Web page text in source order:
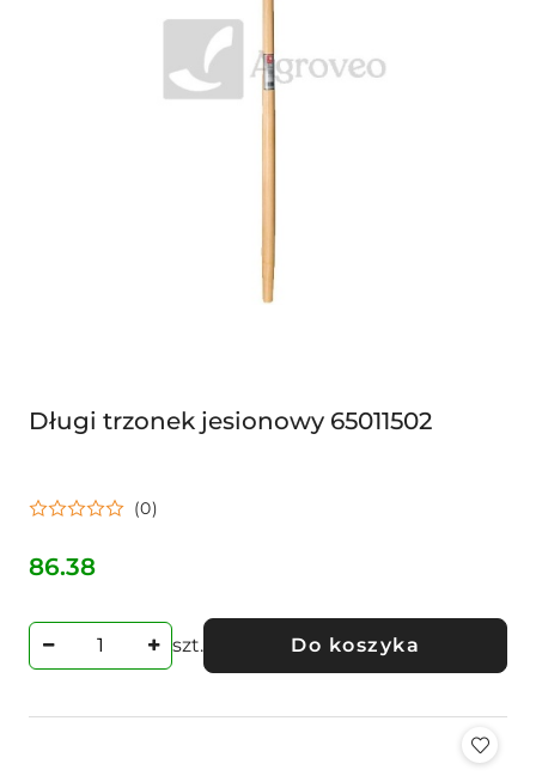
Długi trzonek jesionowy 65011502
(0)
Cena:
86.38
szt. Do koszyka